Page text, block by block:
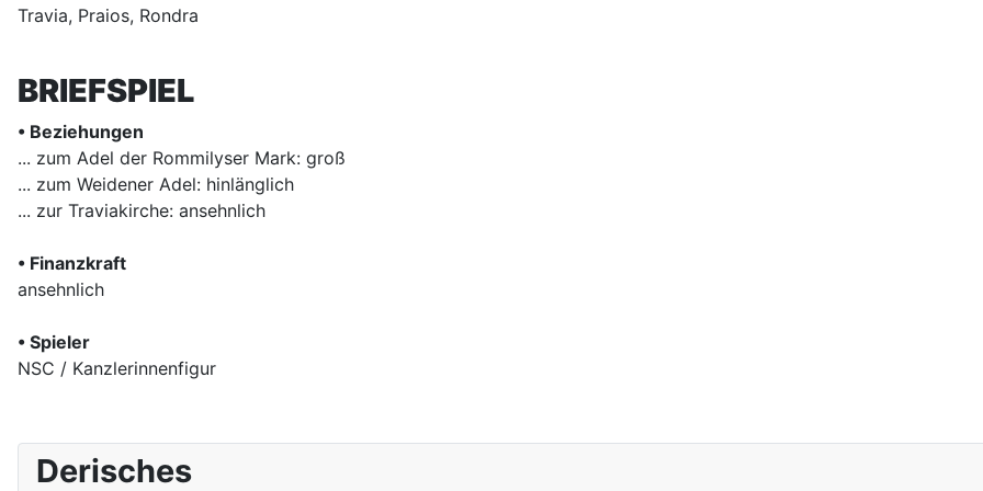
Derisches
Travia, Praios, Rondra
BRIEFSPIEL
• Beziehungen
... zum Adel der Rommilyser Mark: groß
... zum Weidener Adel: hinlänglich
... zur Traviakirche: ansehnlich
• Finanzkraft
ansehnlich
• Spieler
NSC / Kanzlerinnenfigur